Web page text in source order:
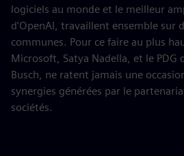
logiciels au monde et le meilleur
d'OpenAI, travaillent ensemble sur
communes. Pour ce faire au plus
Microsoft, Satya Nadella, et le PDG
Busch, ne ratent jamais une
synergies générées par le
sociétés.